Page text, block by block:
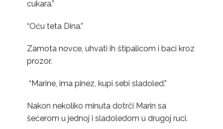
cukara.”
“Oću teta Dina.”
Zamota novce, uhvati ih štipalicom i baci kroz
prozor.
“Marine, ima pinez, kupi sebi sladoled.”
Nakon nekoliko minuta dotrči Marin sa
šećerom u jednoj i sladoledom u drugoj ruci.